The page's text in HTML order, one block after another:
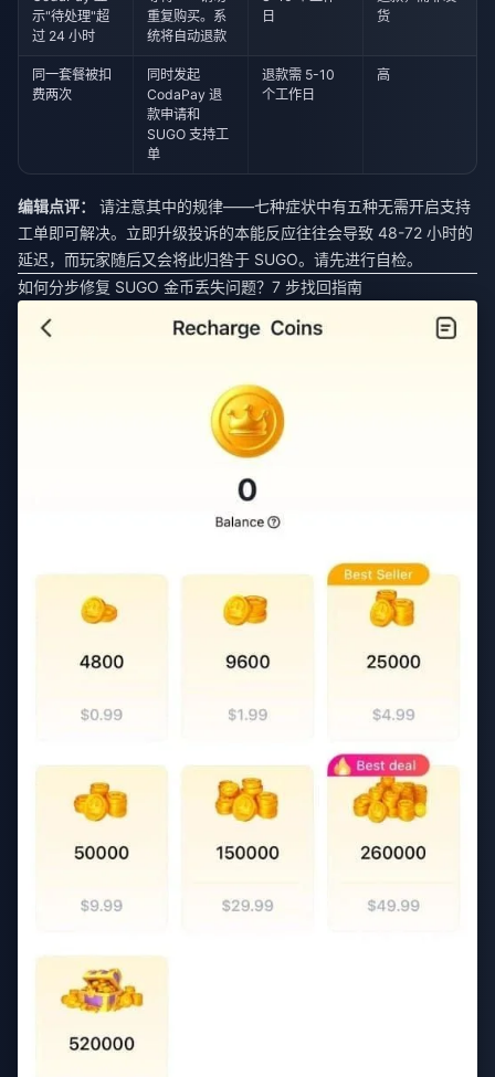
示"待处理"超
过 24 小时
重复购买。系
统将自动退款
日
货
同一套餐被扣
费两次
同时发起
CodaPay 退
款申请和
SUGO 支持工
单
退款需 5-10
个工作日
高
编辑点评：
请注意其中的规律——七种症状中有五种无需开启支持
工单即可解决。立即升级投诉的本能反应往往会导致 48-72 小时的
延迟，而玩家随后又会将此归咎于 SUGO。请先进行自检。
如何分步修复 SUGO 金币丢失问题？7 步找回指南